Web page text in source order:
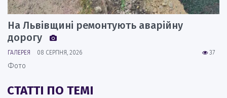
На Львівщині ремонтують аварійну
дорогу
37
ГАЛЕРЕЯ 08 СЕРПНЯ, 2026
Фото
СТАТТІ ПО ТЕМІ